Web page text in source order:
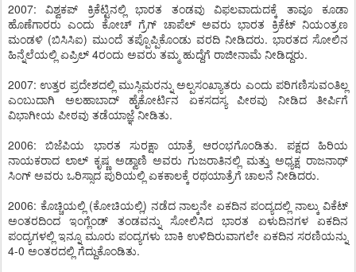
2007: ವಿಶ್ವಕಪ್ ಕ್ರಿಕೆಟ್ಟಿನಲ್ಲಿ ಭಾರತ ತಂಡವು ವಿಫಲವಾದುದಕ್ಕೆ ತಾವೂ ಕೂಡಾ
ಹೊಣೆಗಾರರು ಎಂದು ಕೋಚ್ ಗ್ರೆಗ್ ಚಾಪೆಲ್ ಅವರು ಭಾರತ ಕ್ರಿಕೆಟ್ ನಿಯಂತ್ರಣ
ಮಂಡಳಿ (ಬಿಸಿಸಿಐ) ಮುಂದೆ ತಪ್ಪೊಪ್ಪಿಕೊಂಡು ವರದಿ ನೀಡಿದರು. ಭಾರತದ ಸೋಲಿನ
ಹಿನ್ನೆಲೆಯಲ್ಲಿ ಏಪ್ರಿಲ್ 4ರಂದು ಅವರು ತಮ್ಮ ಹುದ್ದೆಗೆ ರಾಜೀನಾಮೆ ನೀಡಿದ್ದರು.
2007: ಉತ್ತರ ಪ್ರದೇಶದಲ್ಲಿ ಮುಸ್ಲಿಮರನ್ನು ಅಲ್ಪಸಂಖ್ಯಾತರು ಎಂದು ಪರಿಗಣಿಸುವಂತಿಲ್ಲ
ಎಂಬುದಾಗಿ ಅಲಹಾಬಾದ್ ಹೈಕೋರ್ಟಿನ ಏಕಸದಸ್ಯ ಪೀಠವು ನೀಡಿದ ತೀರ್ಪಿಗೆ
ವಿಭಾಗೀಯ ಪೀಠವು ತಡೆಯಾಜ್ಞೆ ನೀಡಿತು.
2006: ಬಿಜೆಪಿಯ ಭಾರತ ಸುರಕ್ಷಾ ಯಾತ್ರೆ ಆರಂಭಗೊಂಡಿತು. ಪಕ್ಷದ ಹಿರಿಯ
ನಾಯಕರಾದ ಲಾಲ್ ಕೃಷ್ಣ ಅಡ್ವಾಣಿ ಅವರು ಗುಜರಾತಿನಲ್ಲಿ ಮತ್ತು ಅಧ್ಯಕ್ಷ ರಾಜನಾಥ್
ಸಿಂಗ್ ಅವರು ಒರಿಸ್ಸಾದ ಪುರಿಯಲ್ಲಿ ಏಕಕಾಲಕ್ಕೆ ರಥಯಾತ್ರೆಗೆ ಚಾಲನೆ ನೀಡಿದರು.
2006: ಕೊಚ್ಚಿಯಲ್ಲಿ (ಕೋಚಿಯಲ್ಲಿ) ನಡೆದ ನಾಲ್ಕನೇ ಏಕದಿನ ಪಂದ್ಯದಲ್ಲಿ ನಾಲ್ಕು ವಿಕೆಟ್
ಅಂತರದಿಂದ ಇಂಗ್ಲೆಂಡ್ ತಂಡವನ್ನು ಸೋಲಿಸಿದ ಭಾರತ ಏಳುದಿನಗಳ ಏಕದಿನ
ಪಂದ್ಯಗಳಲ್ಲಿ ಇನ್ನೂ ಮೂರು ಪಂದ್ಯಗಳು ಬಾಕಿ ಉಳಿದಿರುವಾಗಲೇ ಏಕದಿನ ಸರಣಿಯನ್ನು
4-0 ಅಂತರದಲ್ಲಿ ಗೆದ್ದುಕೊಂಡಿತು.